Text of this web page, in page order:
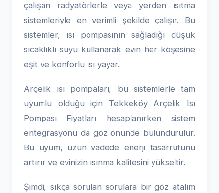
çalışan radyatörlerle veya yerden ısıtma
sistemleriyle en verimli şekilde çalışır. Bu
sistemler, ısı pompasının sağladığı düşük
sıcaklıklı suyu kullanarak evin her köşesine
eşit ve konforlu ısı yayar.
Arçelik ısı pompaları, bu sistemlerle tam
uyumlu olduğu için Tekkeköy Arçelik Isı
Pompası Fiyatları hesaplanırken sistem
entegrasyonu da göz önünde bulundurulur.
Bu uyum, uzun vadede enerji tasarrufunu
artırır ve evinizin ısınma kalitesini yükseltir.
Şimdi, sıkça sorulan sorulara bir göz atalım